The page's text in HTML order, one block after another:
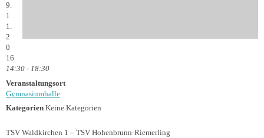
9.
1
1.
2
0
16
14:30 - 18:30
Veranstaltungsort
Gymnasiumhalle
Kategorien Keine Kategorien
TSV Waldkirchen 1 – TSV Hohenbrunn-Riemerling